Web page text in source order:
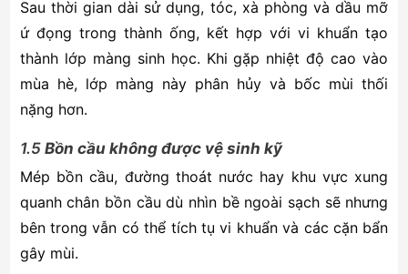
Sau thời gian dài sử dụng, tóc, xà phòng và dầu mỡ
ứ đọng trong thành ống, kết hợp với vi khuẩn tạo
thành lớp màng sinh học. Khi gặp nhiệt độ cao vào
mùa hè, lớp màng này phân hủy và bốc mùi thối
nặng hơn.
1.5 Bồn cầu không được vệ sinh kỹ
Mép bồn cầu, đường thoát nước hay khu vực xung
quanh chân bồn cầu dù nhìn bề ngoài sạch sẽ nhưng
bên trong vẫn có thể tích tụ vi khuẩn và các cặn bẩn
gây mùi.